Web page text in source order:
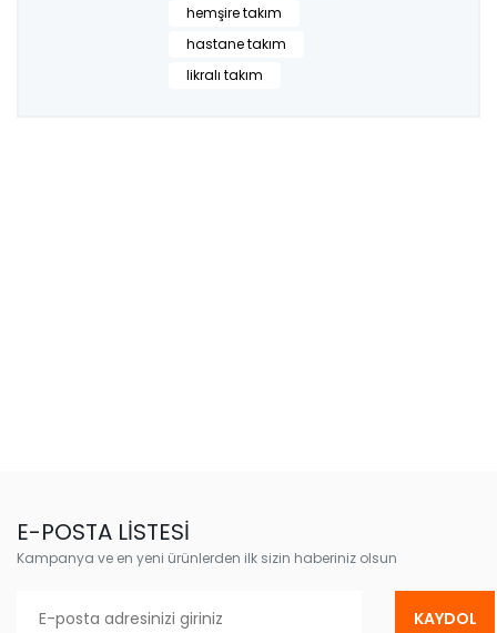
hemşire takım
hastane takım
likralı takım
E-POSTA LİSTESİ
Kampanya ve en yeni ürünlerden ilk sizin haberiniz olsun
KAYDOL